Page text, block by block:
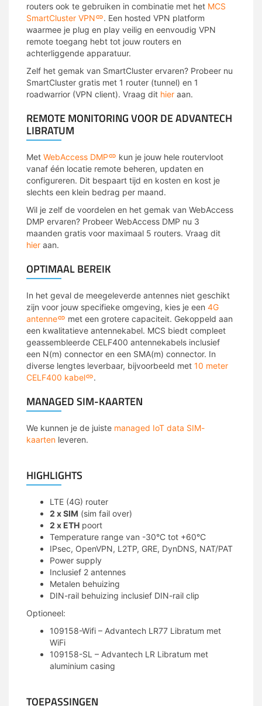
routers ook te gebruiken in combinatie met het MCS
SmartCluster VPN
. Een hosted VPN platform
waarmee je plug en play veilig en eenvoudig VPN
remote toegang hebt tot jouw routers en
achterliggende apparatuur.
Zelf het gemak van SmartCluster ervaren? Probeer nu
SmartCluster gratis met 1 router (tunnel) en 1
roadwarrior (VPN client). Vraag dit hier aan.
REMOTE MONITORING VOOR DE ADVANTECH
LIBRATUM
Met WebAccess DMP
kun je jouw hele routervloot
vanaf één locatie remote beheren, updaten en
configureren. Dit bespaart tijd en kosten en kost je
slechts een klein bedrag per maand.
Wil je zelf de voordelen en het gemak van WebAccess
DMP ervaren? Probeer WebAccess DMP nu 3
maanden gratis voor maximaal 5 routers. Vraag dit
hier aan.
OPTIMAAL BEREIK
In het geval de meegeleverde antennes niet geschikt
zijn voor jouw specifieke omgeving, kies je een 4G
antenne
met een grotere capaciteit. Gekoppeld aan
een kwalitatieve antennekabel. MCS biedt compleet
geassembleerde CELF400 antennekabels inclusief
een N(m) connector en een SMA(m) connector. In
diverse lengtes leverbaar, bijvoorbeeld met 10 meter
CELF400 kabel
.
MANAGED SIM-KAARTEN
We kunnen je de juiste managed IoT data SIM-
kaarten leveren.
HIGHLIGHTS
LTE (4G) router
2 x SIM (sim fail over)
2 x ETH poort
Temperature range van -30°C tot +60°C
IPsec, OpenVPN, L2TP, GRE, DynDNS, NAT/PAT
Power supply
Inclusief 2 antennes
Metalen behuizing
DIN-rail behuizing inclusief DIN-rail clip
Optioneel:
109158-Wifi – Advantech LR77 Libratum met
WiFi
109158-SL – Advantech LR Libratum met
aluminium casing
TOEPASSINGEN